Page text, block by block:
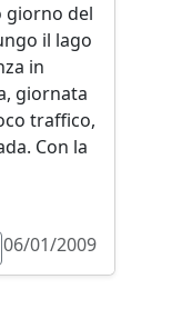
del
il lago
in
giornata
traffico,
Con la
06/01/2009